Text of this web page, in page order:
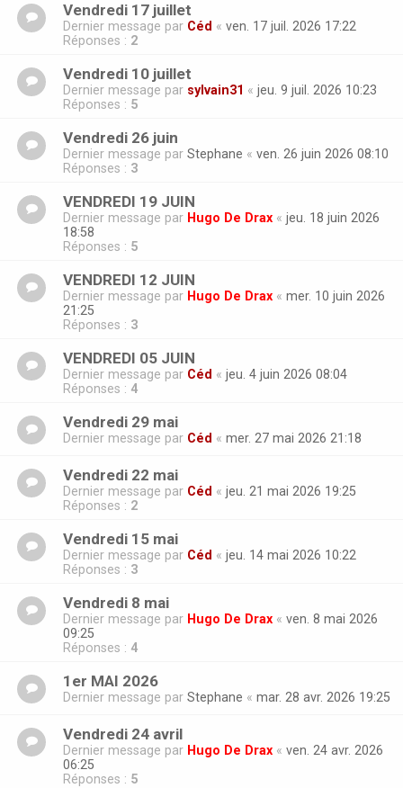
Vendredi 17 juillet
Dernier message par Céd « ven. 17 juil. 2026 17:22
Réponses : 2
Vendredi 10 juillet
Dernier message par sylvain31 « jeu. 9 juil. 2026 10:23
Réponses : 5
Vendredi 26 juin
Dernier message par Stephane « ven. 26 juin 2026 08:10
Réponses : 3
VENDREDI 19 JUIN
Dernier message par Hugo De Drax « jeu. 18 juin 2026
18:58
Réponses : 5
VENDREDI 12 JUIN
Dernier message par Hugo De Drax « mer. 10 juin 2026
21:25
Réponses : 3
VENDREDI 05 JUIN
Dernier message par Céd « jeu. 4 juin 2026 08:04
Réponses : 4
Vendredi 29 mai
Dernier message par Céd « mer. 27 mai 2026 21:18
Vendredi 22 mai
Dernier message par Céd « jeu. 21 mai 2026 19:25
Réponses : 2
Vendredi 15 mai
Dernier message par Céd « jeu. 14 mai 2026 10:22
Réponses : 3
Vendredi 8 mai
Dernier message par Hugo De Drax « ven. 8 mai 2026
09:25
Réponses : 4
1er MAI 2026
Dernier message par Stephane « mar. 28 avr. 2026 19:25
Vendredi 24 avril
Dernier message par Hugo De Drax « ven. 24 avr. 2026
06:25
Réponses : 5